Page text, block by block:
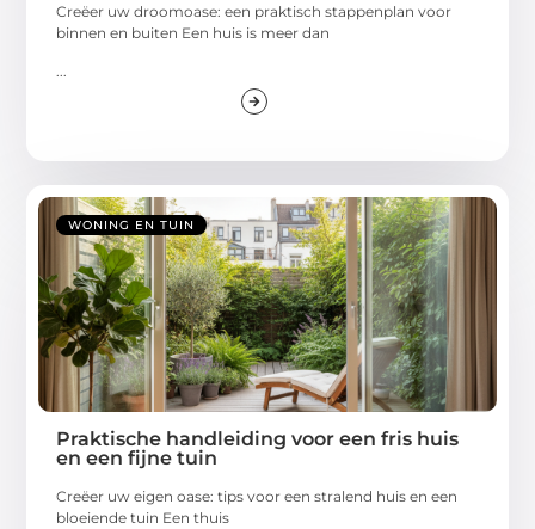
Creëer uw droomoase: een praktisch stappenplan voor
binnen en buiten Een huis is meer dan
...
WONING EN TUIN
Praktische handleiding voor een fris huis
en een fijne tuin
Creëer uw eigen oase: tips voor een stralend huis en een
bloeiende tuin Een thuis